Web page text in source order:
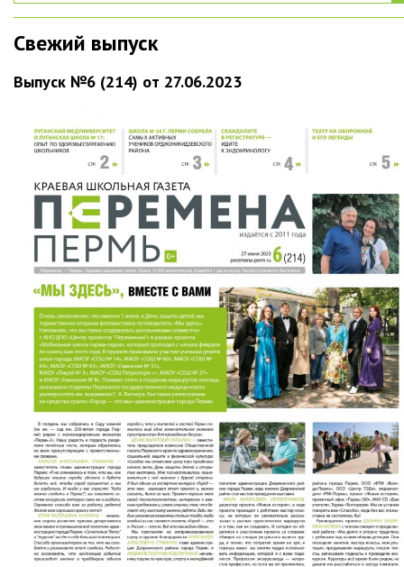
Свежий выпуск
Выпуск №6 (214) от 27.06.2023